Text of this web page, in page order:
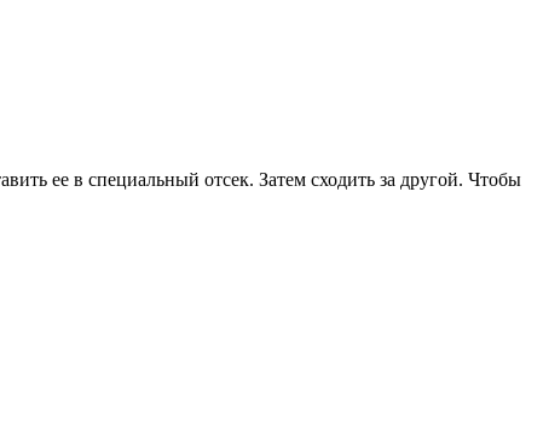
ее в специальный отсек. Затем сходить за другой. Чтобы